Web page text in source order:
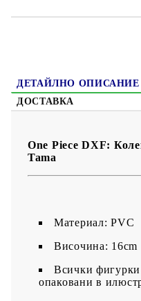
ДЕТАЙЛНО ОПИСАНИЕ
ДОСТАВКА
One Piece DXF:
Tama
Материал: PVC
Височина: 16cm
Всички фигурки
опаковани в